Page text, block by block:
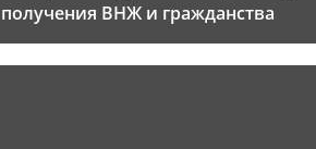
получения ВНЖ и гражданства